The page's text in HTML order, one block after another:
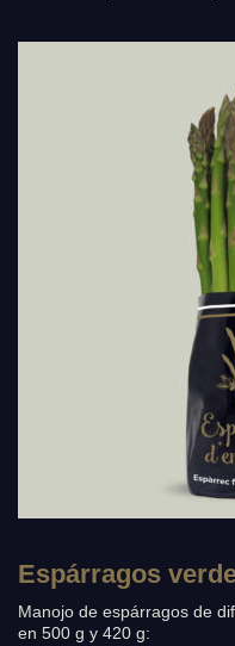
Espárragos
Manojo de espárragos de
en 500 g y 420 g: